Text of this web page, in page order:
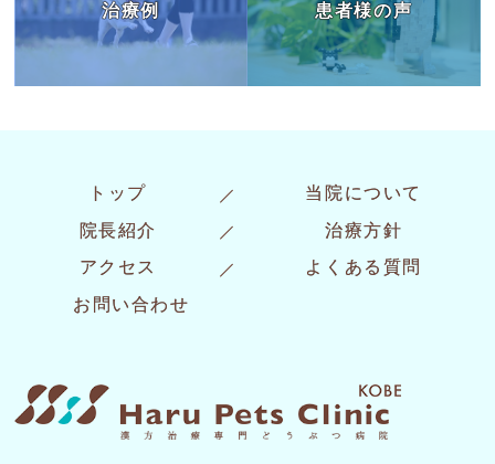
治療例 患者様の声
トップ
当院について
院長紹介
治療方針
アクセス
よくある質問
お問い合わせ